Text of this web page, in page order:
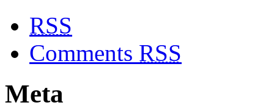
RSS
Comments RSS
Meta